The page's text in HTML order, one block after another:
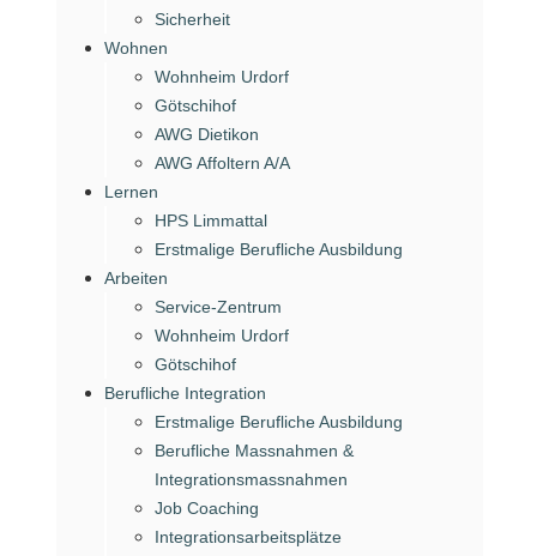
Sicherheit
Wohnen
Wohnheim Urdorf
Götschihof
AWG Dietikon
AWG Affoltern A/A
Lernen
HPS Limmattal
Erstmalige Berufliche Ausbildung
Arbeiten
Service-Zentrum
Wohnheim Urdorf
Götschihof
Berufliche Integration
Erstmalige Berufliche Ausbildung
Berufliche Massnahmen &
Integrationsmassnahmen
Job Coaching
Integrationsarbeitsplätze